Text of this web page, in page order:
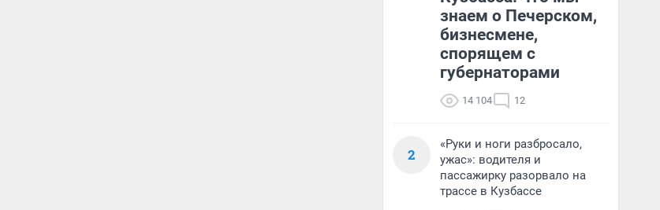
знаем о Печерском,
бизнесмене,
спорящем с
губернаторами
14 104 12
2
«Руки и ноги разбросало,
ужас»: водителя и
пассажирку разорвало на
трассе в Кузбассе